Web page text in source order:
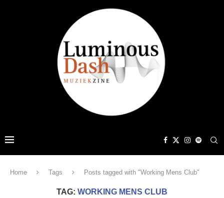
Home Tags Posts tagged with "Working Mens Club"
TAG: WORKING MENS CLUB